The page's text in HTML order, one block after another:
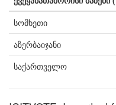
სომხეთი
აზერბაიჯანი
საქართველო